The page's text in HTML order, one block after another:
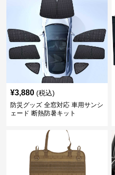
¥3,880 (税込)
防災グッズ 全窓対応 車用サンシ
ェード 断熱防暑キット